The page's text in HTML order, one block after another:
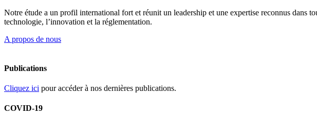
Notre étude a un profil international fort et réunit un leadership et une expertise reconnus dans
technologie, l’innovation et la réglementation.
A propos de nous
Publications
Cliquez ici pour accéder à nos dernières publications.
COVID-19